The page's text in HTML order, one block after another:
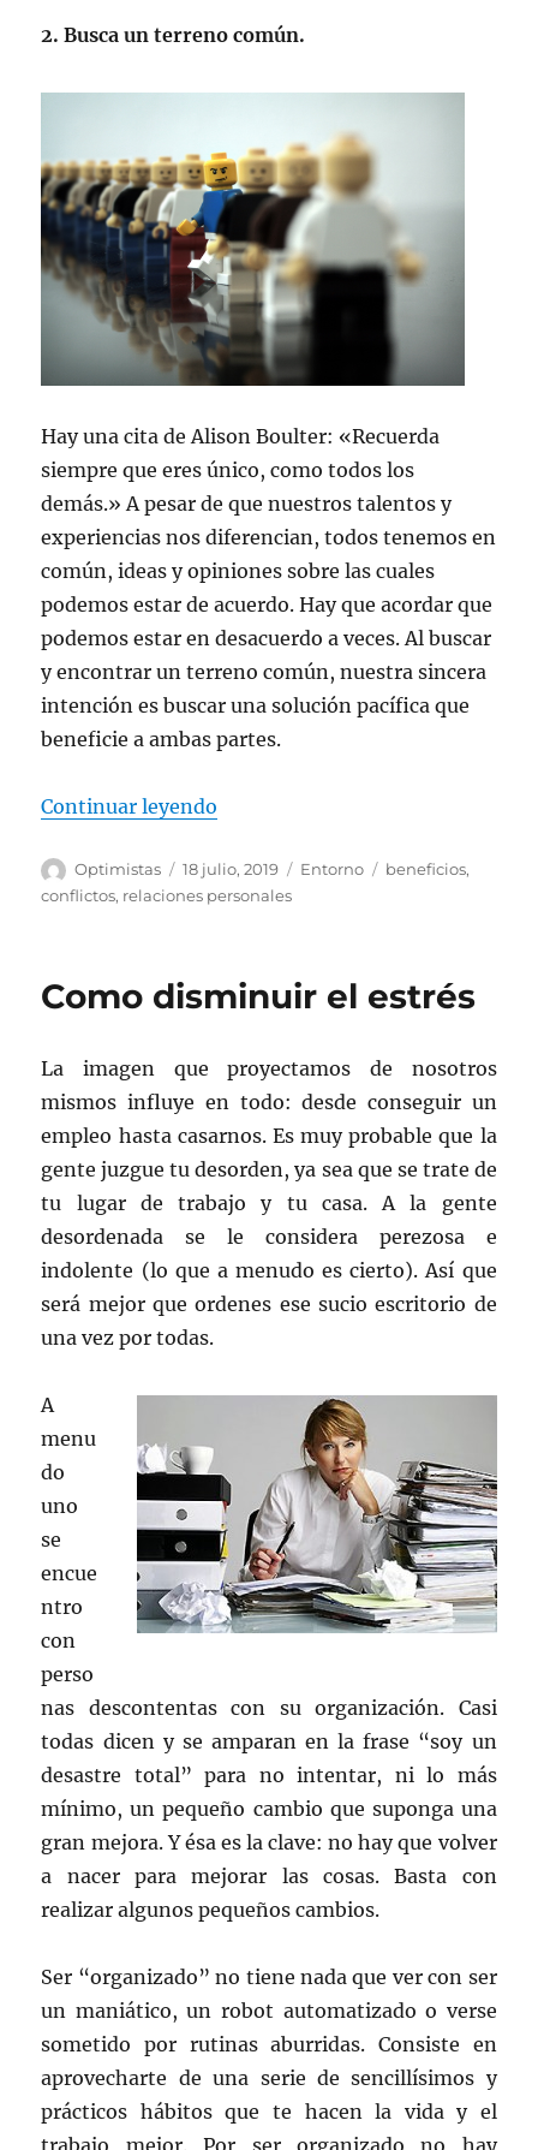
2. Busca un terreno común.
Hay una cita de Alison Boulter: «Recuerda
siempre que eres único, como todos los
demás.» A pesar de que nuestros talentos y
experiencias nos diferencian, todos tenemos en
común, ideas y opiniones sobre las cuales
podemos estar de acuerdo. Hay que acordar que
podemos estar en desacuerdo a veces. Al buscar
y encontrar un terreno común, nuestra sincera
intención es buscar una solución pacífica que
beneficie a ambas partes.
Continuar leyendo
Autor
Optimistas
Publicado
el
18 julio, 2019 Categorías
Entorno Etiquetas
beneficios,
conflictos, relaciones personales
Como disminuir el estrés
La imagen que proyectamos de nosotros
mismos influye en todo: desde conseguir un
empleo hasta casarnos. Es muy probable que la
gente juzgue tu desorden, ya sea que se trate de
tu lugar de trabajo y tu casa. A la gente
desordenada se le considera perezosa e
indolente (lo que a menudo es cierto). Así que
será mejor que ordenes ese sucio escritorio de
una vez por todas.
A
menu
do
uno
se
encue
ntro
con
perso
nas descontentas con su organización. Casi
todas dicen y se amparan en la frase “soy un
desastre total” para no intentar, ni lo más
mínimo, un pequeño cambio que suponga una
gran mejora. Y ésa es la clave: no hay que volver
a nacer para mejorar las cosas. Basta con
realizar algunos pequeños cambios.
Ser “organizado” no tiene nada que ver con ser
un maniático, un robot automatizado o verse
sometido por rutinas aburridas. Consiste en
aprovecharte de una serie de sencillísimos y
prácticos hábitos que te hacen la vida y el
trabajo mejor. Por ser organizado no hay